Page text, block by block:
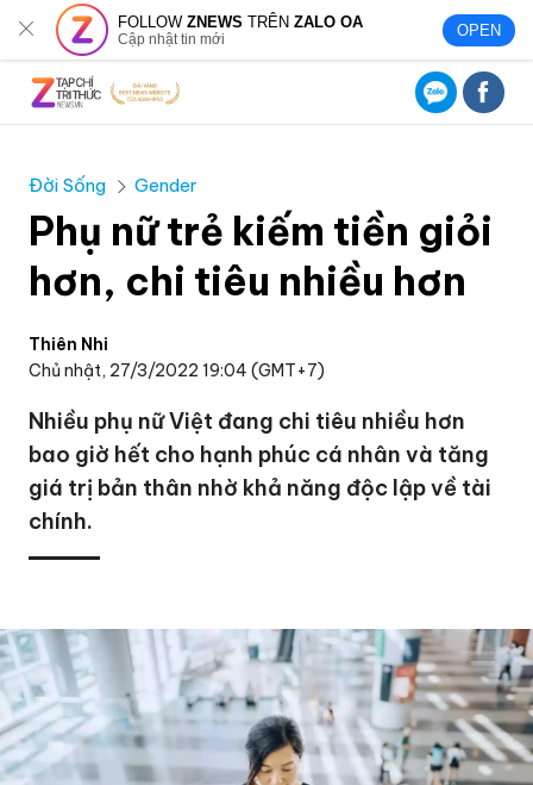
FOLLOWZNEWS TRÊNZALO OA
Cập nhật tin mới OPEN
Đời Sống Gender
Phụ nữ trẻ kiếm tiền giỏi
hơn, chi tiêu nhiều hơn
Thiên Nhi
Chủ nhật, 27/3/2022 19:04 (GMT+7)
Nhiều phụ nữ Việt đang chi tiêu nhiều hơn
bao giờ hết cho hạnh phúc cá nhân và tăng
giá trị bản thân nhờ khả năng độc lập về tài
chính.